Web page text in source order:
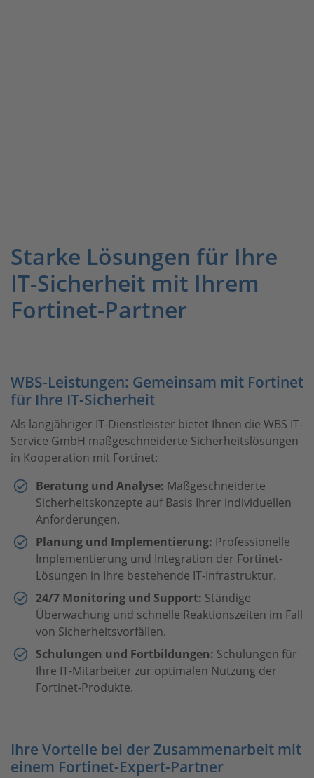
Starke Lösungen für Ihre
IT-Sicherheit mit Ihrem
Fortinet-Partner
WBS-Leistungen: Gemeinsam mit Fortinet
für Ihre IT-Sicherheit
Als langjähriger IT-Dienstleister bietet Ihnen die WBS IT-
Service GmbH maßgeschneiderte Sicherheitslösungen
in Kooperation mit Fortinet:
Beratung und Analyse: Maßgeschneiderte
Sicherheitskonzepte auf Basis Ihrer individuellen
Anforderungen.
Planung und Implementierung: Professionelle
Implementierung und Integration der Fortinet-
Lösungen in Ihre bestehende IT-Infrastruktur.
24/7 Monitoring und Support: Ständige
Überwachung und schnelle Reaktionszeiten im Fall
von Sicherheitsvorfällen.
Schulungen und Fortbildungen: Schulungen für
Ihre IT-Mitarbeiter zur optimalen Nutzung der
Fortinet-Produkte.
Ihre Vorteile bei der Zusammenarbeit mit
einem Fortinet-Expert-Partner